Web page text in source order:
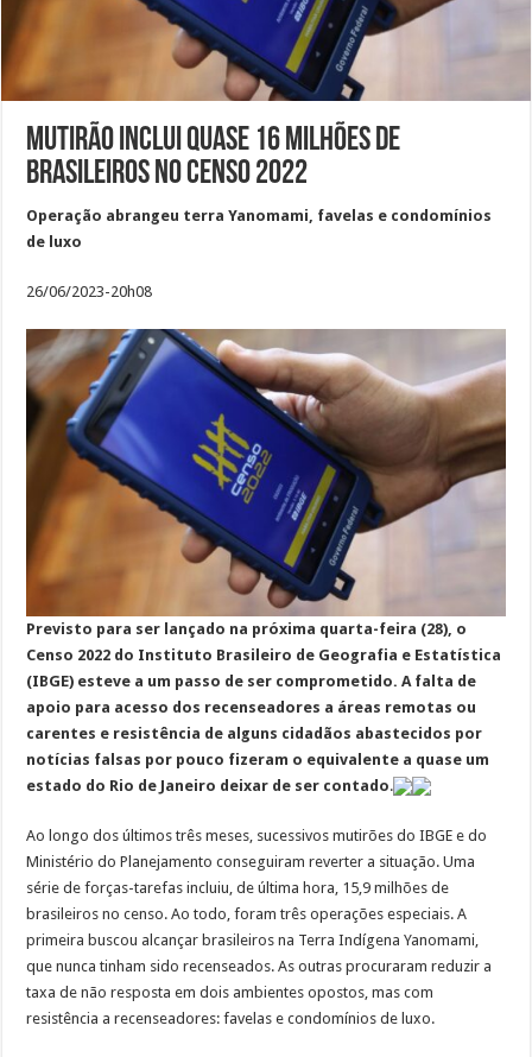
Mutirão inclui quase 16 milhões de
brasileiros no Censo 2022
Operação abrangeu terra Yanomami, favelas e condomínios
de luxo
26/06/2023-20h08
Previsto para ser lançado na próxima quarta-feira (28), o
Censo 2022 do Instituto Brasileiro de Geografia e Estatística
(IBGE) esteve a um passo de ser comprometido. A falta de
apoio para acesso dos recenseadores a áreas remotas ou
carentes e resistência de alguns cidadãos abastecidos por
notícias falsas por pouco fizeram o equivalente a quase um
estado do Rio de Janeiro deixar de ser contado.
Ao longo dos últimos três meses, sucessivos mutirões do IBGE e do
Ministério do Planejamento conseguiram reverter a situação. Uma
série de forças-tarefas incluiu, de última hora, 15,9 milhões de
brasileiros no censo. Ao todo, foram três operações especiais. A
primeira buscou alcançar brasileiros na Terra Indígena Yanomami,
que nunca tinham sido recenseados. As outras procuraram reduzir a
taxa de não resposta em dois ambientes opostos, mas com
resistência a recenseadores: favelas e condomínios de luxo.